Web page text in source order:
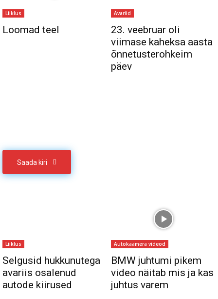
Liiklus
Loomad teel
Avariid
23. veebruar oli
viimase kaheksa aasta
õnnetusterohkeim
päev
Saada kiri
Liiklus
Selgusid hukkunutega
avariis osalenud
autode kiirused
Autokaamera videod
BMW juhtumi pikem
video näitab mis ja kas
juhtus varem